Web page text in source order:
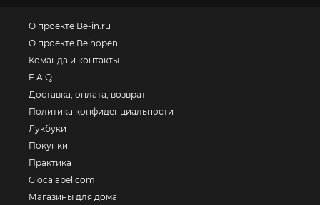
О проекте Be-in.ru
О проекте Beinopen
Команда и контакты
F.A.Q.
Доставка, оплата, возврат
Политика конфиденциальности
Лукбуки
Покупки
Практика
Glocalabel.com
Магазины для дома